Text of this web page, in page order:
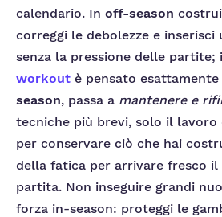
calendario. In off-season
correggi le debolezze e inserisci
senza la pressione delle partite;
workout è pensato
season, passa a mantenere e
tecniche più brevi, solo il lavoro
per conservare ciò che hai
della fatica per arrivare fresco il
partita. Non inseguire grandi
forza in-season: proteggi le